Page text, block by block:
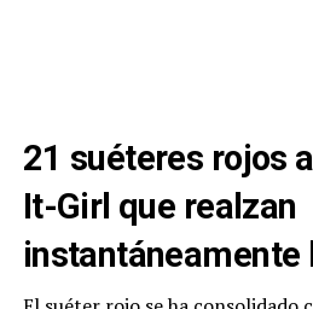
21 suéteres rojos
It-Girl que realzan
instantáneamente